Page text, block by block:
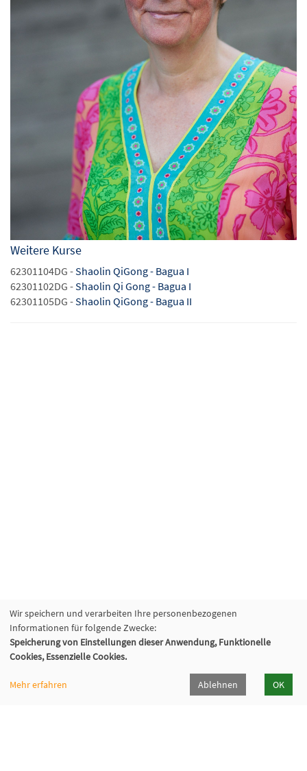
Weitere Kurse
62301104DG -Shaolin QiGong - Bagua I
62301102DG -Shaolin Qi Gong - Bagua I
62301105DG -Shaolin QiGong - Bagua II
VHS Lahn-Dill
02771 407-7400, 407-7401
Wir speichern und verarbeiten Ihre personenbezogenen
Informationen für folgende Zwecke:
Speicherung von Einstellungen dieser Anwendung, Funktionelle
Cookies, Essenzielle Cookies.
Mehr erfahren Ablehnen OK